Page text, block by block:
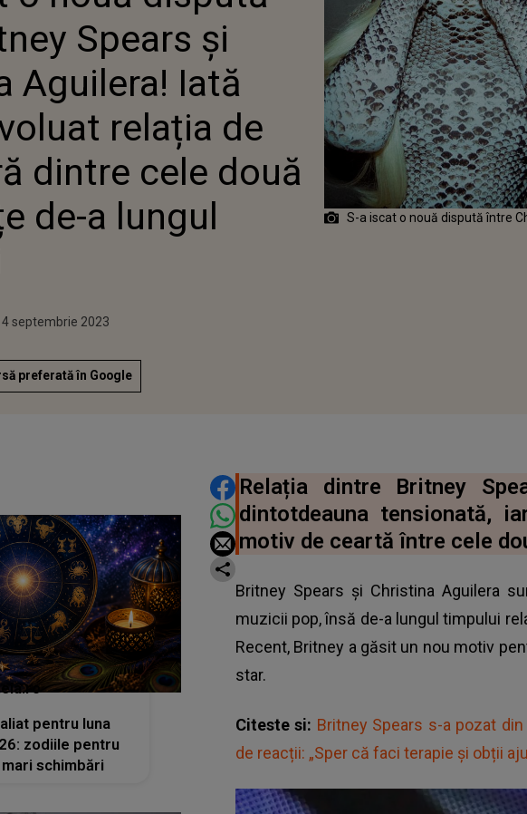
CUM A EVOLUAT RELAȚIA DE
IUBIRE-URĂ DINTRE CELE DOUĂ
CÂNTĂREȚE DE-A LUNGUL
Spears și
Aguilera! Iată
relația de
dintre cele două
de-a lungul
14 septembrie 2022
septembrie 2023
preferată în Google
S-a iscat o nouă dispută între
DISTRIBUIE ARTICOLUL
Relația dintre Britney
dintotdeauna tensionată,
motiv de ceartă între cele
Britney Spears și Christina Aguilera
muzicii pop, însă de-a lungul timpului
Recent, Britney a găsit un nou motiv
star.
Citeste si: Britney Spears s-a pozat
de reacții: „Sper că faci terapie și obții
pentru luna
zodiile pentru
schimbări